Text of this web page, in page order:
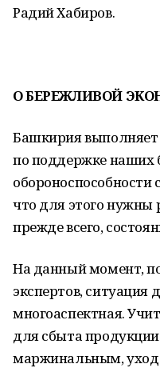
Радий Хабиров.
О БЕРЕЖЛИВОЙ
Башкирия выполняет
по поддержке наших
что для этого нужны
прежде всего,
На данный момент,
экспертов, ситуация
многоаспектная.
для сбыта
маржинальным, уход